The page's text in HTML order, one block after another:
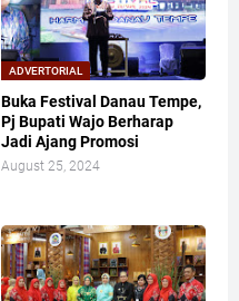
ADVERTORIAL
Buka Festival Danau Tempe,
Pj Bupati Wajo Berharap
Jadi Ajang Promosi
August 25, 2024